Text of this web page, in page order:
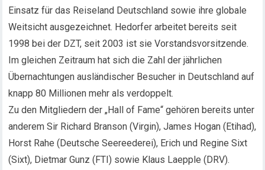
Einsatz für das Reiseland Deutschland sowie ihre globale
Weitsicht ausgezeichnet. Hedorfer arbeitet bereits seit
1998 bei der DZT, seit 2003 ist sie Vorstandsvorsitzende.
Im gleichen Zeitraum hat sich die Zahl der jährlichen
Übernachtungen ausländischer Besucher in Deutschland auf
knapp 80 Millionen mehr als verdoppelt.
Zu den Mitgliedern der „Hall of Fame“ gehören bereits unter
anderem Sir Richard Branson (Virgin), James Hogan (Etihad),
Horst Rahe (Deutsche Seereederei), Erich und Regine Sixt
(Sixt), Dietmar Gunz (FTI) sowie Klaus Laepple (DRV).